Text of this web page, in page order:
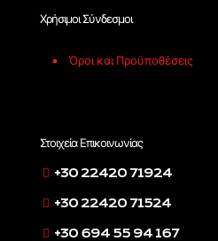
Χρήσιμοι Σύνδεσμοι
Όροι και Προϋποθέσεις
Στοιχεία Επικοινωνίας
+30 22420 71924
+30 22420 71524
+30 694 55 94 167